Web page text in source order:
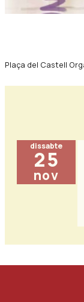
Plaça del Castell
dissabte
25
nov